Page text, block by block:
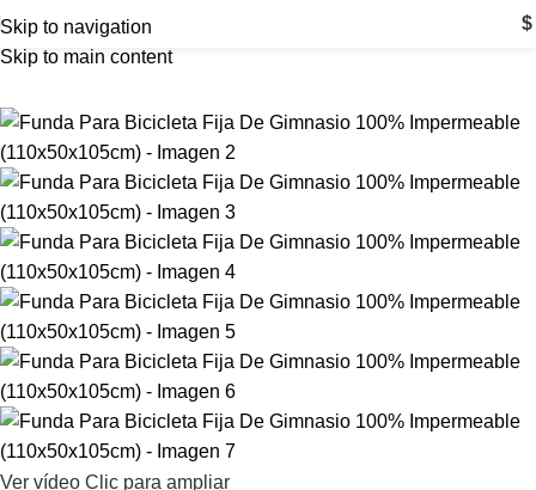
Skip to navigation
Skip to main content
$
Ver vídeo Clic para ampliar